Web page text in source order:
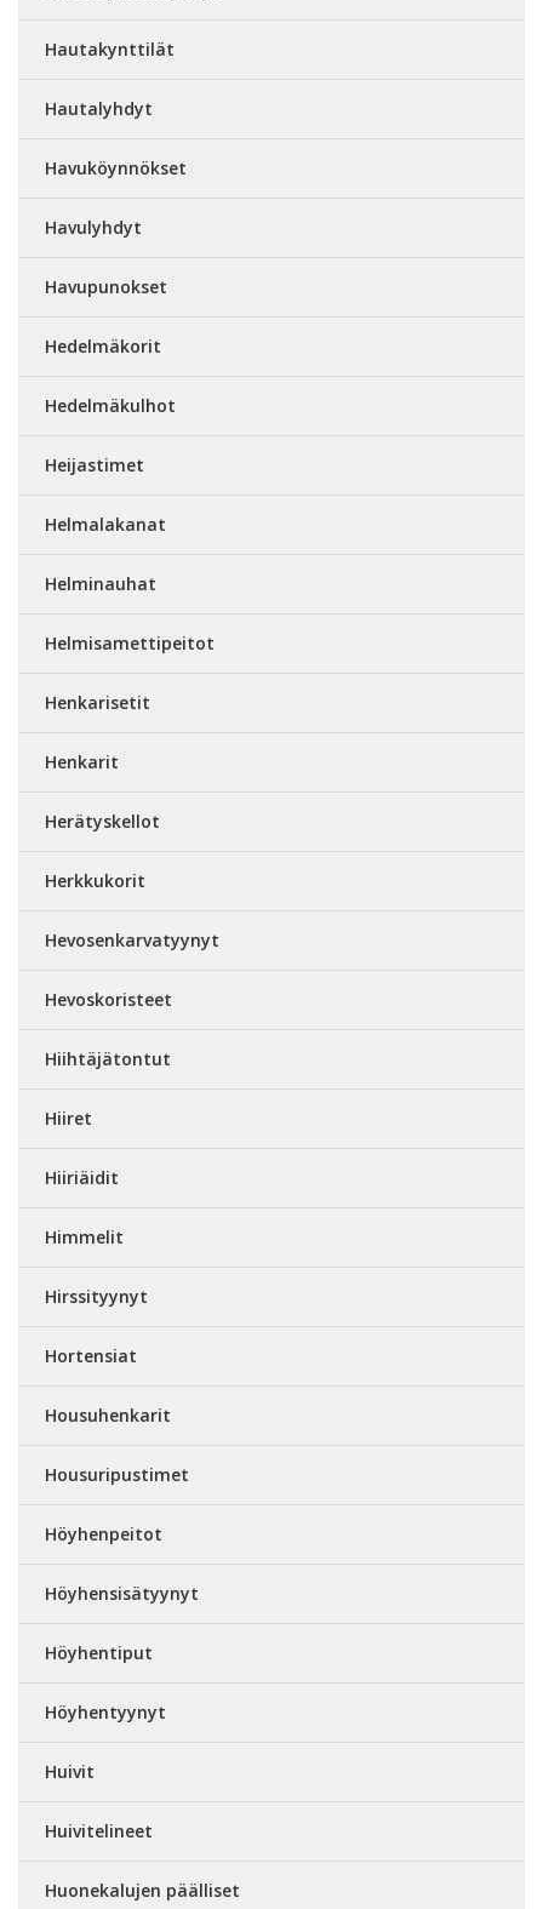
Hautakynttilät
Hautalyhdyt
Havuköynnökset
Havulyhdyt
Havupunokset
Hedelmäkorit
Hedelmäkulhot
Heijastimet
Helmalakanat
Helminauhat
Helmisamettipeitot
Henkarisetit
Henkarit
Herätyskellot
Herkkukorit
Hevosenkarvatyynyt
Hevoskoristeet
Hiihtäjätontut
Hiiret
Hiiriäidit
Himmelit
Hirssityynyt
Hortensiat
Housuhenkarit
Housuripustimet
Höyhenpeitot
Höyhensisätyynyt
Höyhentiput
Höyhentyynyt
Huivit
Huivitelineet
Huonekalujen päälliset